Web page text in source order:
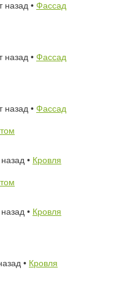
назад • Фассад
назад • Фассад
назад • Фассад
• Кровля
• Кровля
• Кровля